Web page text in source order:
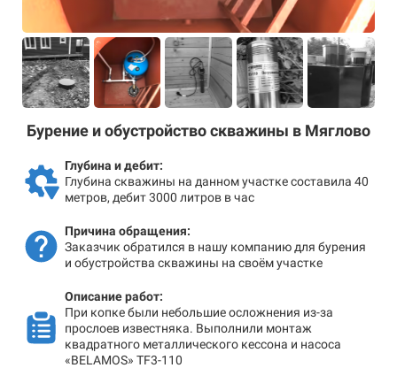
Бурение и обустройство скважины в Мяглово
Глубина и дебит:
Глубина скважины на данном участке составила 40
метров, дебит 3000 литров в час
Причина обращения:
Заказчик обратился в нашу компанию для бурения
и обустройства скважины на своём участке
Описание работ:
При копке были небольшие осложнения из-за
прослоев известняка. Выполнили монтаж
квадратного металлического кессона и насоса
«BELAMOS» TF3-110